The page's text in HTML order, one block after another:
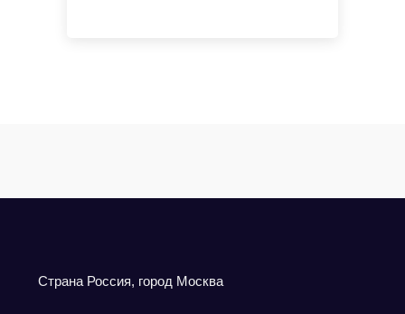
Cтрана Россия, город Москва